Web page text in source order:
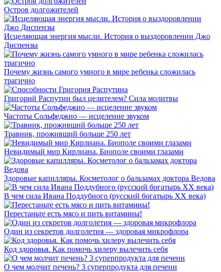
Остров долгожителей
Исцеляющая энергия мысли. История о выздоровлении Джо
Диспензы
Почему жизнь самого умного в мире ребенка сложилась
трагично
Григорий Распутин был целителем? Сила молитвы
Частоты Сольфеджио — исцеление звуком
Травник, проживший больше 250 лет
Невидимый мир Кирлиана. Биополе своими глазами
Здоровые капилляры. Косметолог о бальзамах доктора Ведова
В чем сила Ивана Поддубного (русский богатырь XX века)
Перестаньте есть мясо и пить витамины!
Один из секретов долголетия — здоровая микрофлора
Код здоровья. Как помочь хилеру вылечить себя
О чем молчит печень? 3 суперпродукта для печени